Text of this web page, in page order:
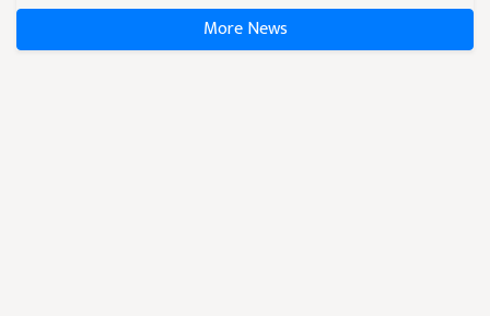
More News